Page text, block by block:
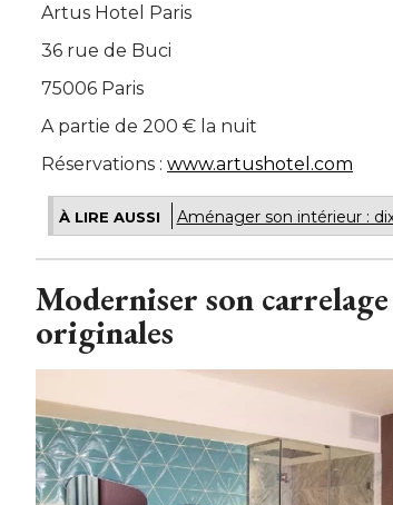
Artus Hotel Paris
36 rue de Buci
75006 Paris
A partie de 200 € la nuit
Réservations : www.artushotel.com
À LIRE AUSSI Aménager son intérieur :
Moderniser son carrelage
originales